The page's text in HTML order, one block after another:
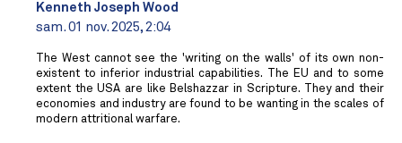
Kenneth Joseph Wood
sam. 01 nov. 2025, 2:04
The West cannot see the 'writing on the walls' of its own non-
existent to inferior industrial capabilities. The EU and to some
extent the USA are like Belshazzar in Scripture. They and their
economies and industry are found to be wanting in the scales of
modern attritional warfare.